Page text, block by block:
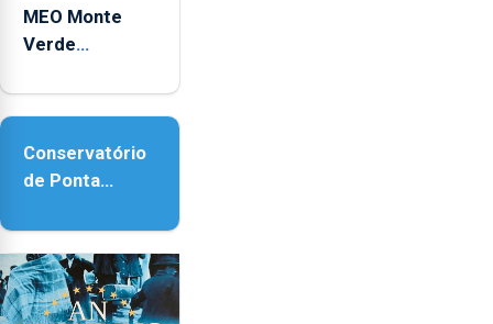
Coliseu
Micaelense
MEO Monte
Verde
reforço da
Conservatório
de Ponta
contar com
novos
instrumentos